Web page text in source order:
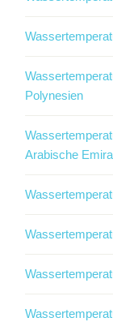
Polynesien
Arabische